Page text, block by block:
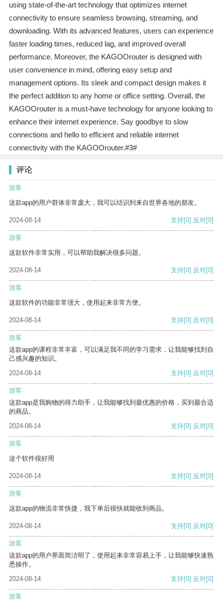
using state-of-the-art technology that optimizes internet
connectivity to ensure seamless browsing, streaming, and
downloading. With its advanced features, users can experience
faster loading times, reduced lag, and improved overall
performance. Moreover, the KAGOOrouter is designed with
user convenience in mind, offering easy setup and
management options. Its sleek and compact design makes it
the perfect addition to any home or office setting. Overall, the
KAGOOrouter is a must-have technology for anyone looking to
enhance their internet experience. Say goodbye to slow
connections and hello to efficient and reliable internet
connectivity with the KAGOOrouter.#3#
评论
游客
这款app的用户群体非常庞大，我可以结识到来自世界各地的朋友。
2024-08-14 支持[0] 反对[0]
游客
这款软件非常实用，可以帮助我解决很多问题。
2024-08-14 支持[0] 反对[0]
游客
这款软件的功能非常强大，使用起来非常方便。
2024-08-14 支持[0] 反对[0]
游客
这款app的课程非常丰富，可以满足我不同的学习需求，让我能够找到自
己感兴趣的知识。
2024-08-14
支持[0] 反对[0]
游客
这款app是我购物的得力助手，让我能够找到最优惠的价格，买到最合适
的商品。
2024-08-14
支持[0] 反对[0]
游客
这个软件很好用
2024-08-14 支持[0] 反对[0]
游客
这款app的物流非常快捷，我下单后很快就能收到商品。
2024-08-14 支持[0] 反对[0]
游客
这款app的用户界面简洁明了，使用起来非常容易上手，让我能够快速熟
悉操作。
2024-08-14
支持[0] 反对[0]
游客